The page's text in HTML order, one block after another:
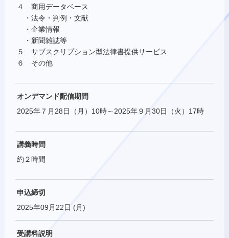
４ 商用データベース
・法令・判例・文献
・企業情報
・新聞雑誌等
５ サブスクリプション型法律書提供サービス
６ その他
オンデマンド配信期間
2025年７月28日（月）10時～2025年９月30日（火）17時
講義時間
約２時間
申込締切
2025年09月22日 (月)
受講料説明